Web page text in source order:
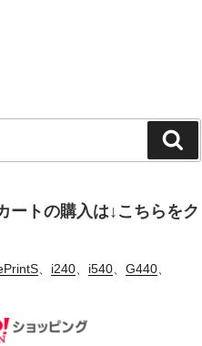
索
ートの購入は↓こちらをク
、 i240、 i540、 G440、